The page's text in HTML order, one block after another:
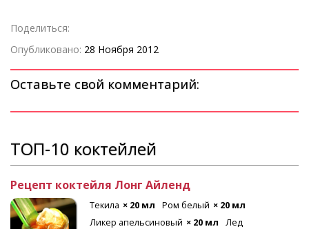
Поделиться:
Опубликовано: 28 Ноября 2012
Оставьте свой комментарий:
ТОП-10 коктейлей
Рецепт коктейля Лонг Айленд
Текила × 20 мл Ром белый × 20 мл
Ликер апельсиновый × 20 мл
Лед